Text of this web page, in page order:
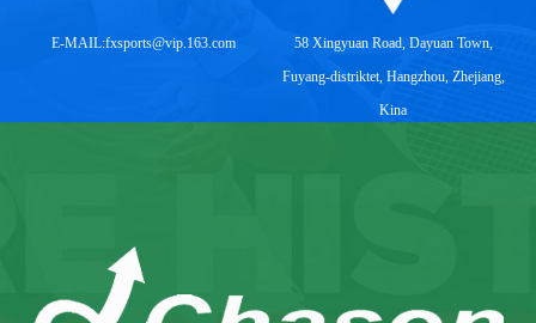
E-MAIL:fxsports@vip.163.com
58 Xingyuan Road, Dayuan Town,
Fuyang-distriktet, Hangzhou, Zhejiang,
Kina